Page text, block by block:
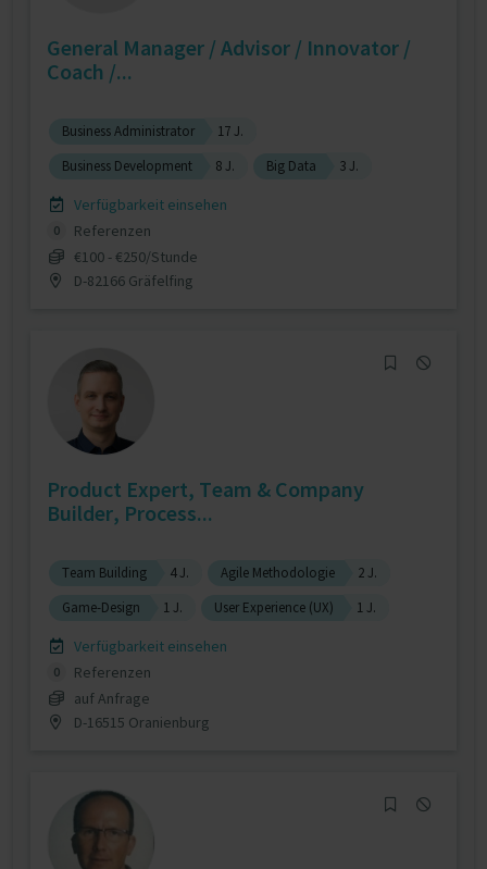
General Manager / Advisor / Innovator /
Coach /...
Business Administrator
17 J.
Business Development
8 J. Big Data 3 J.
Verfügbarkeit einsehen
0
Referenzen
€100 - €250/Stunde
D-82166 Gräfelfing
Product Expert, Team & Company
Builder, Process...
Team Building 4 J. Agile Methodologie
2 J.
Game-Design
1 J. User Experience (UX) 1 J.
Verfügbarkeit einsehen
0
Referenzen
auf Anfrage
D-16515 Oranienburg